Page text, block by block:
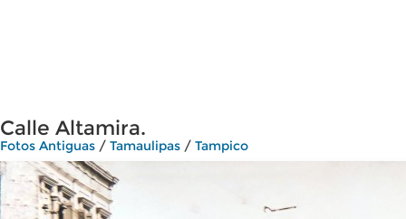
Calle Altamira.
Fotos Antiguas / Tamaulipas / Tampico